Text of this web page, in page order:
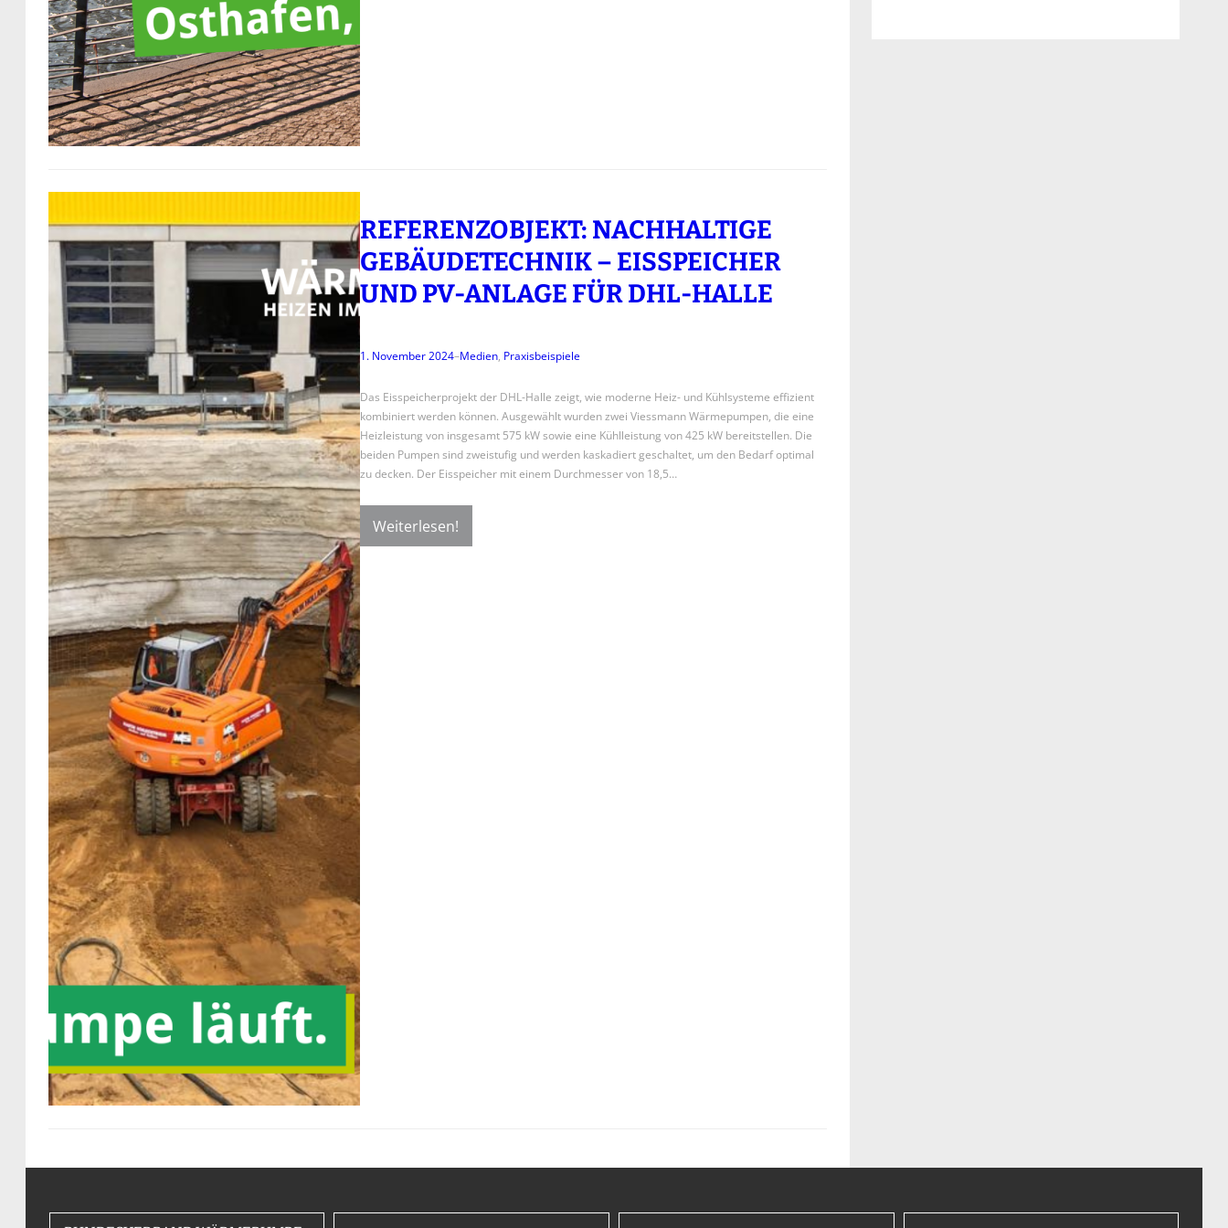
REFERENZOBJEKT: NACHHALTIGE
GEBÄUDETECHNIK – EISSPEICHER
UND PV-ANLAGE FÜR DHL-HALLE
1. November 2024–Medien, Praxisbeispiele
Das Eisspeicherprojekt der DHL-Halle zeigt, wie moderne Heiz- und Kühlsysteme effizient
kombiniert werden können. Ausgewählt wurden zwei Viessmann Wärmepumpen, die eine
Heizleistung von insgesamt 575 kW sowie eine Kühlleistung von 425 kW bereitstellen. Die
beiden Pumpen sind zweistufig und werden kaskadiert geschaltet, um den Bedarf optimal
zu decken. Der Eisspeicher mit einem Durchmesser von 18,5…
Weiterlesen!